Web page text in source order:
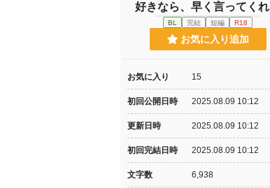
好きなら、早く言ってくれ
BL 完結 短編 R18
お気に入り追加
お気に入り 15
初回公開日時 2025.08.09 10:12
更新日時 2025.08.09 10:12
初回完結日時 2025.08.09 10:12
文字数 6,938